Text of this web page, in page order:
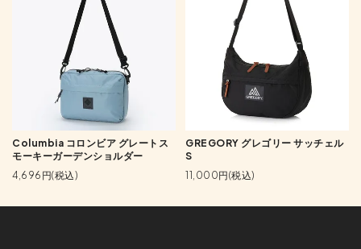
Columbia コロンビア グレートス
モーキーガーデンショルダー
4,696円(税込)
GREGORY グレゴリー サッチェル
S
11,000円(税込)